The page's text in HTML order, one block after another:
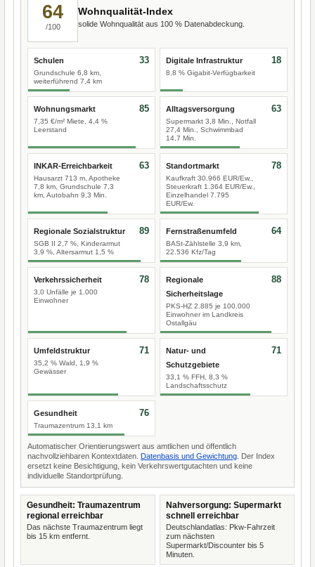
64
/100
Wohnqualität-Index
solide Wohnqualität aus 100 % Datenabdeckung.
Schulen
Grundschule 6,8 km,
weiterführend 7,4 km
33 Digitale Infrastruktur
8,8 % Gigabit-Verfügbarkeit
18
Wohnungsmarkt
7,35 €/m² Miete, 4,4 %
Leerstand
85 Alltagsversorgung
Supermarkt 3,8 Min., Notfall
27,4 Min., Schwimmbad
14,7 Min.
63
INKAR-Erreichbarkeit
Hausarzt 713 m, Apotheke
7,8 km, Grundschule 7,3
km, Autobahn 9,3 Min.
63 Standortmarkt
Kaufkraft 30.966 EUR/Ew.,
Steuerkraft 1.364 EUR/Ew.,
Einzelhandel 7.795
EUR/Ew.
78
Regionale Sozialstruktur
SGB II 2,7 %, Kinderarmut
3,9 %, Altersarmut 1,5 %
89 Fernstraßenumfeld
BASt-Zählstelle 3,9 km,
22.536 Kfz/Tag
64
Verkehrssicherheit
3,0 Unfälle je 1.000
Einwohner
78
Regionale
Sicherheitslage
PKS-HZ 2.885 je 100.000
Einwohner im Landkreis
Ostallgäu
88
Umfeldstruktur
35,2 % Wald, 1,9 %
Gewässer
71
Natur- und
Schutzgebiete
33,1 % FFH, 8,3 %
Landschaftsschutz
71
Gesundheit
Traumazentrum 13,1 km
76
Automatischer Orientierungswert aus amtlichen und öffentlich
nachvollziehbaren Kontextdaten. Datenbasis und Gewichtung . Der Index
ersetzt keine Besichtigung, kein Verkehrswertgutachten und keine
individuelle Standortprüfung.
Gesundheit: Traumazentrum
regional erreichbar
Das nächste Traumazentrum liegt
bis 15 km entfernt.
Nahversorgung: Supermarkt
schnell erreichbar
Deutschlandatlas: Pkw-Fahrzeit
zum nächsten
Supermarkt/Discounter bis 5
Minuten.